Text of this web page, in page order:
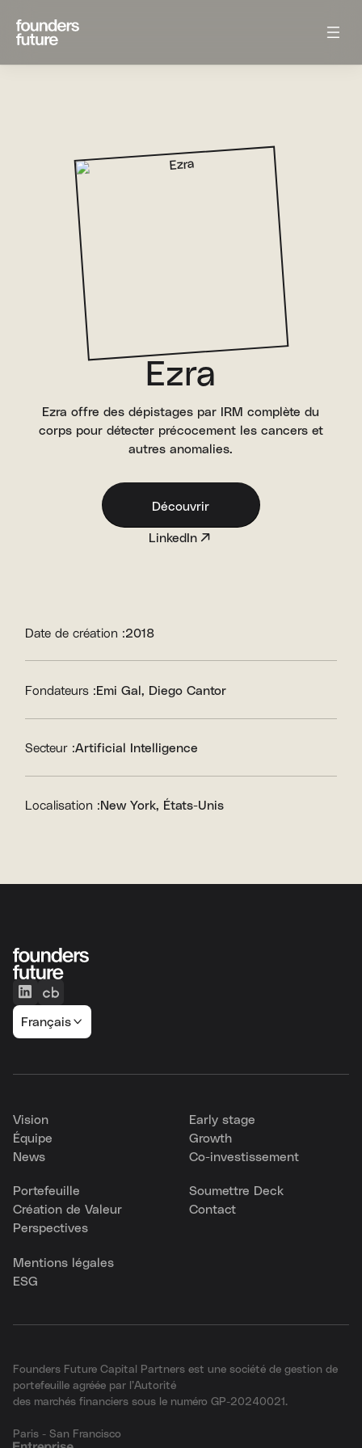
Ezra
Ezra offre des dépistages par IRM complète du
corps pour détecter précocement les cancers et
autres anomalies.
Découvrir
LinkedIn
Date de création :2018
Fondateurs :Emi Gal Diego Cantor
Secteur :Artificial Intelligence
Localisation :New York, États-Unis
Français
Vision
Équipe
News
Early stage
Growth
Co-investissement
Portefeuille
Création de Valeur
Perspectives
Soumettre Deck
Contact
Mentions légales
ESG
Founders Future Capital Partners est une société de gestion de
portefeuille agréée par l’Autorité
des marchés financiers sous le numéro GP-20240021.
Paris - San Francisco